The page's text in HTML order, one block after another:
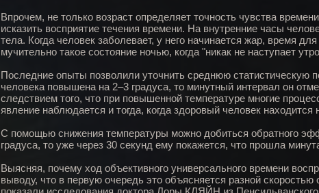
Впрочем, не только возраст определяет точность чувства
исказить восприятие течения времени. На внутренние часы
тела. Когда человек заболевает, у него начинается жар, время
мучительно такое состояние ночью, когда "никак не наступает
Последние опыты позволили уточнить среднюю статистическую
человека повышена на 2–3 градуса, то минутный интервал он
следствием того, что при повышенной температуре многие
явление наблюдается и тогда, когда здоровый человек находится
С помощью снижения температуры можно добиться обратного
градуса, то уже через 30 секунд ему покажется, что прошла
Выясняя, почему ход объективного универсального времени
выводу, что в первую очередь это объясняется разной